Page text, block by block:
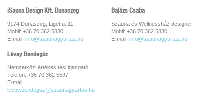
iSauna Design Kft. Dunaszeg
9174 Dunaszeg, Liget u. 11.
Mobil: +36 70 362 5830
E-mail: info@szaunagyartas.hu
Balázs Csaba
Szauna és Wellnessház designer
Mobil: +36 70 362 5830
E-mail: info@szaunagyartas.hu
Lévay Bendegúz
Nemzetközi értékesítési igazgató
Telefon: +36 70 362 5597
E-mail:
levay.bendeguz@szaunagyartas.hu